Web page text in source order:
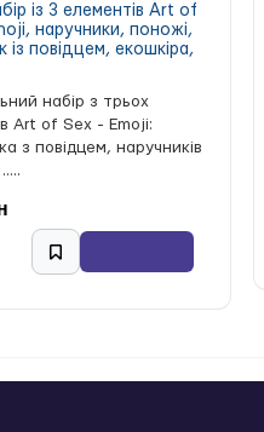
із 3 елементів Art of
наручники, поножі,
із повідцем, екошкіра,
набір з трьох
Art of Sex - Emoji:
з повідцем, наручників